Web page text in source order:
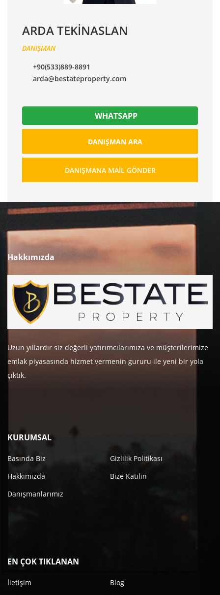
ARDA TEKİNASLAN
DANIŞMAN
+90(533)889-8891
arda@bestateproperty.com
WHATSAPP
DANIŞMAN ARA
DANIŞMANA MAIL GÖNDER
Hakkımızda
Uzun yıllardır siz değerli yatırımcılarımıza ve müşterilerimize
emlak piyasasında hizmet vermenin gururu ile yeni bir yola
çıktık.
KURUMSAL
Basında Biz
Gizlilik Politikası
Hakkımızda
Bize Katılın
Danışmanlarımız
EN ÇOK TIKLANAN
İletişim
Blog